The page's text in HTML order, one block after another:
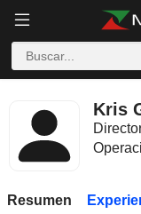
Kris
Resumen